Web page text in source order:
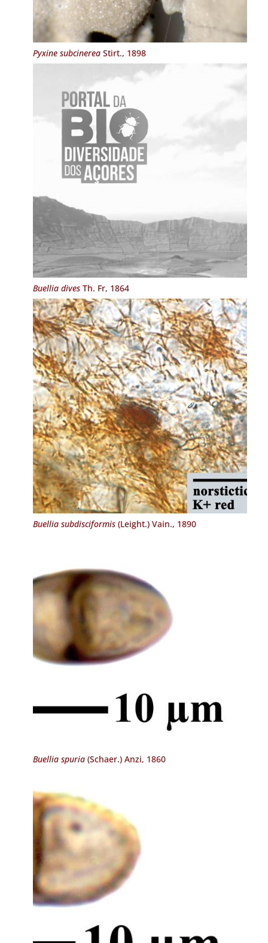
Pyxine subcinereaStirt., 1898
Buellia divesTh. Fr, 1864
Buellia subdisciformis(Leight.) Vain., 1890
Buellia spuria(Schaer.) Anzi, 1860